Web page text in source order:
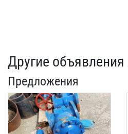
Другие
Предложения